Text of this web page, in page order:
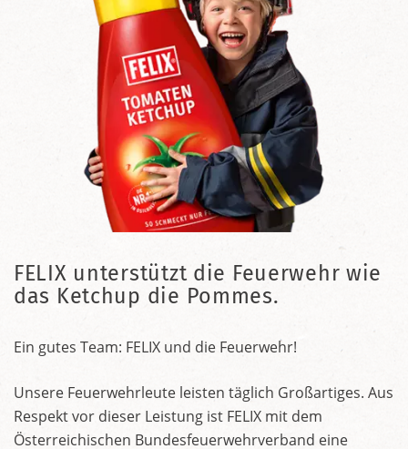
FELIX unterstützt die Feuerwehr wie
das Ketchup die Pommes.
Ein gutes Team: FELIX und die Feuerwehr!
Unsere Feuerwehrleute leisten täglich Großartiges. Aus
Respekt vor dieser Leistung ist FELIX mit dem
Österreichischen Bundesfeuerwehrverband eine